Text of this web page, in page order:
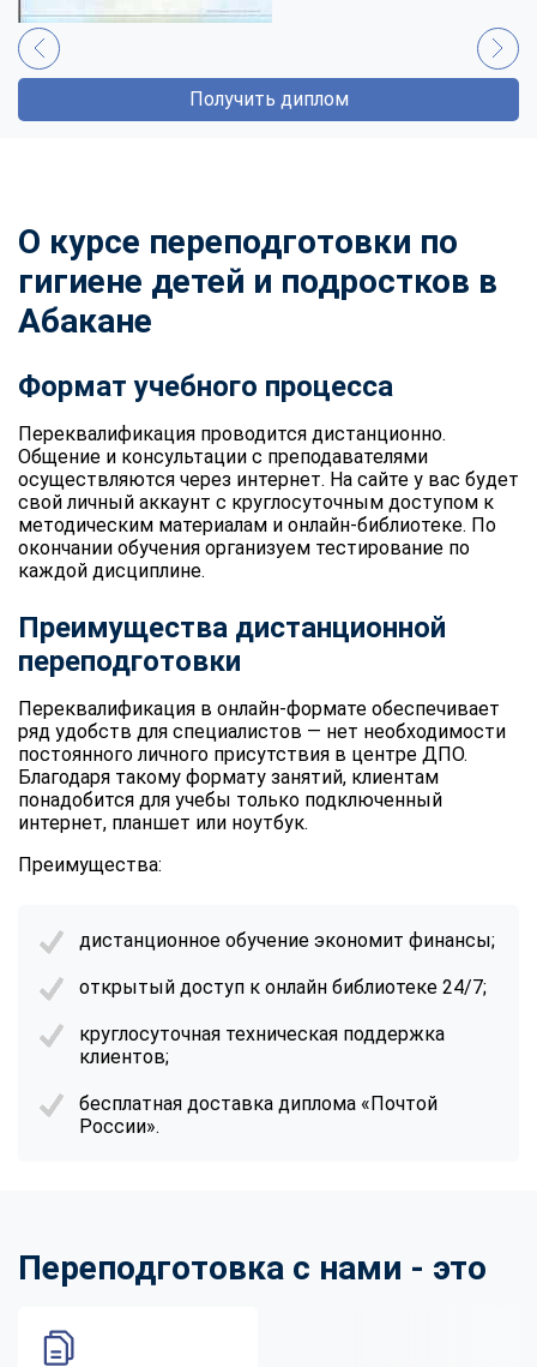
Получить диплом
О курсе переподготовки по
гигиене детей и подростков в
Абакане
Формат учебного процесса
Переквалификация проводится дистанционно.
Общение и консультации с преподавателями
осуществляются через интернет. На сайте у вас будет
свой личный аккаунт с круглосуточным доступом к
методическим материалам и онлайн-библиотеке. По
окончании обучения организуем тестирование по
каждой дисциплине.
Преимущества дистанционной
переподготовки
Переквалификация в онлайн-формате обеспечивает
ряд удобств для специалистов — нет необходимости
постоянного личного присутствия в центре ДПО.
Благодаря такому формату занятий, клиентам
понадобится для учебы только подключенный
интернет, планшет или ноутбук.
Преимущества:
дистанционное обучение экономит финансы;
открытый доступ к онлайн библиотеке 24/7;
круглосуточная техническая поддержка
клиентов;
бесплатная доставка диплома «Почтой
России».
Переподготовка с нами - это